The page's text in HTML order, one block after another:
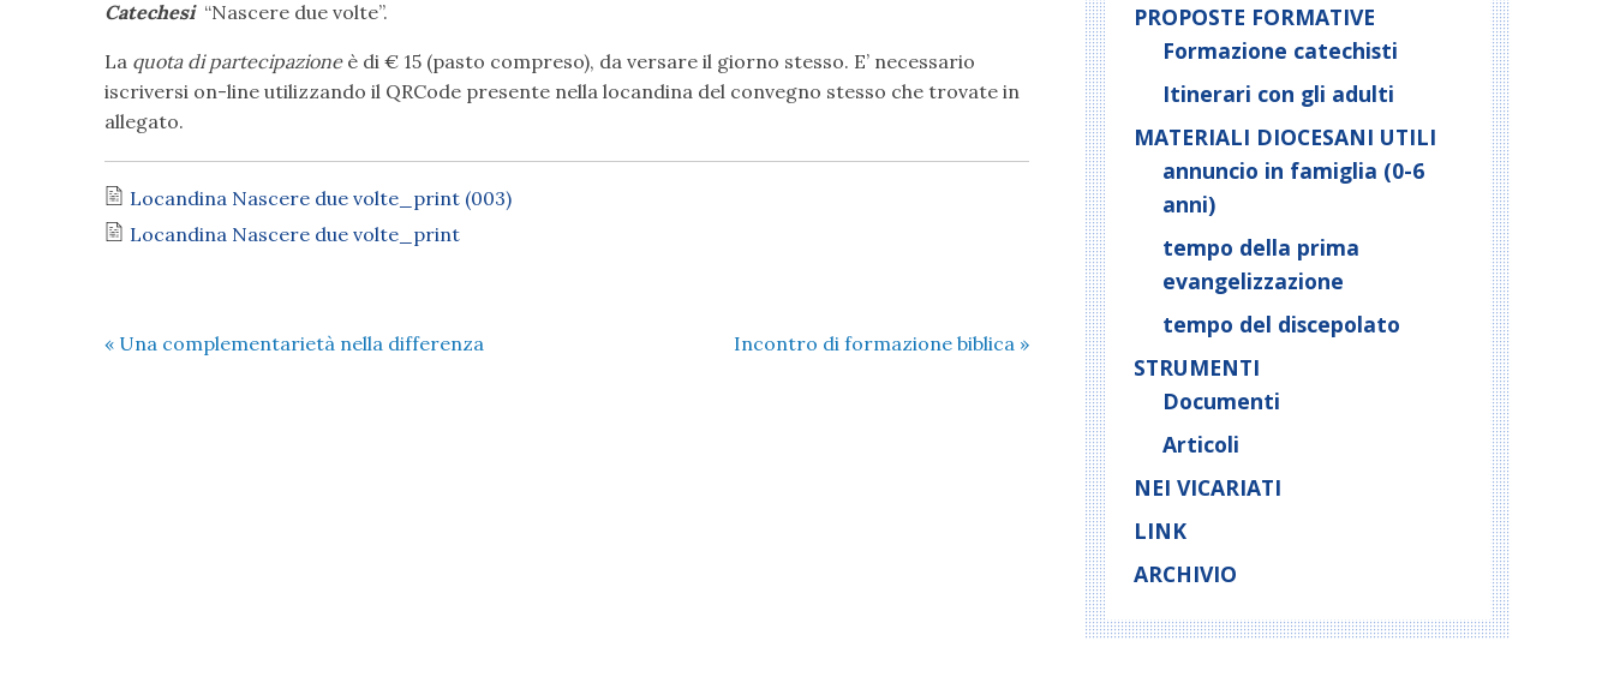
Catechesi “Nascere due volte”.
La quota di partecipazioneè di € 15 (pasto compreso), da versare il giorno stesso. E’ necessario
iscriversi on-line utilizzando il QRCode presente nella locandina del convegno stesso che trovate in
allegato.
Locandina Nascere due volte_print (003)
Locandina Nascere due volte_print
« Una complementarietà nella differenza Incontro di formazione biblica »
PROPOSTE FORMATIVE
Formazione catechisti
Itinerari con gli adulti
MATERIALI DIOCESANI UTILI
annuncio in famiglia (0-6
anni)
tempo della prima
evangelizzazione
tempo del discepolato
STRUMENTI
Documenti
Articoli
NEI VICARIATI
LINK
ARCHIVIO